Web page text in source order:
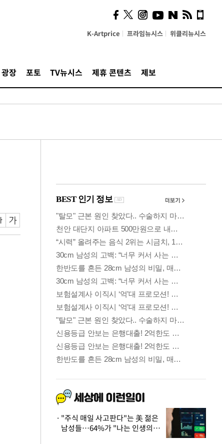
K-Artprice 프라임뉴시스 위클리뉴시스
광장 포토 TV뉴시스 제휴 콘텐츠 제보
시, 스마트폰 액세서리에
NFC 더했다
"주식 매일 사고판다"는 美 젊은
남성들…64%가 "나는 인생의